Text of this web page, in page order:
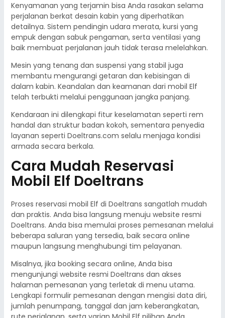
Kenyamanan yang terjamin bisa Anda rasakan selama
perjalanan berkat desain kabin yang diperhatikan
detailnya. Sistem pendingin udara merata, kursi yang
empuk dengan sabuk pengaman, serta ventilasi yang
baik membuat perjalanan jauh tidak terasa melelahkan.
Mesin yang tenang dan suspensi yang stabil juga
membantu mengurangi getaran dan kebisingan di
dalam kabin. Keandalan dan keamanan dari mobil Elf
telah terbukti melalui penggunaan jangka panjang.
Kendaraan ini dilengkapi fitur keselamatan seperti rem
handal dan struktur badan kokoh, sementara penyedia
layanan seperti Doeltrans.com selalu menjaga kondisi
armada secara berkala.
Cara Mudah Reservasi
Mobil Elf Doeltrans
Proses reservasi mobil Elf di Doeltrans sangatlah mudah
dan praktis. Anda bisa langsung menuju website resmi
Doeltrans. Anda bisa memulai proses pemesanan melalui
beberapa saluran yang tersedia, baik secara online
maupun langsung menghubungi tim pelayanan.
Misalnya, jika booking secara online, Anda bisa
mengunjungi website resmi Doeltrans dan akses
halaman pemesanan yang terletak di menu utama.
Lengkapi formulir pemesanan dengan mengisi data diri,
jumlah penumpang, tanggal dan jam keberangkatan,